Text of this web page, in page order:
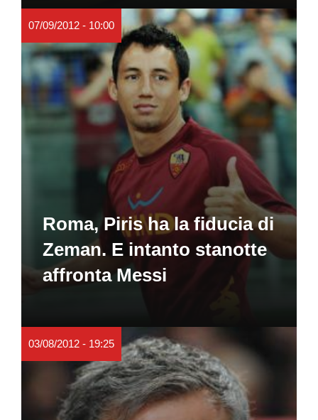
07/09/2012 - 10:00
Roma, Piris ha la fiducia di
Zeman. E intanto stanotte
affronta Messi
03/08/2012 - 19:25